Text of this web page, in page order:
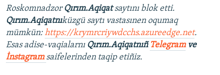
Roskomnadzor Qırım.Aqiqatsaytını blok etti.
Qırım.Aqiqatnıküzgü saytı vastasınen oqumaq
mümkün:https://krymrcriywdcchs.azureedge.net.
Esas adise-vaqialarnı Qırım.Aqiqatnıñ Telegramve
İnstagram saifelerinden taqip etiñiz.